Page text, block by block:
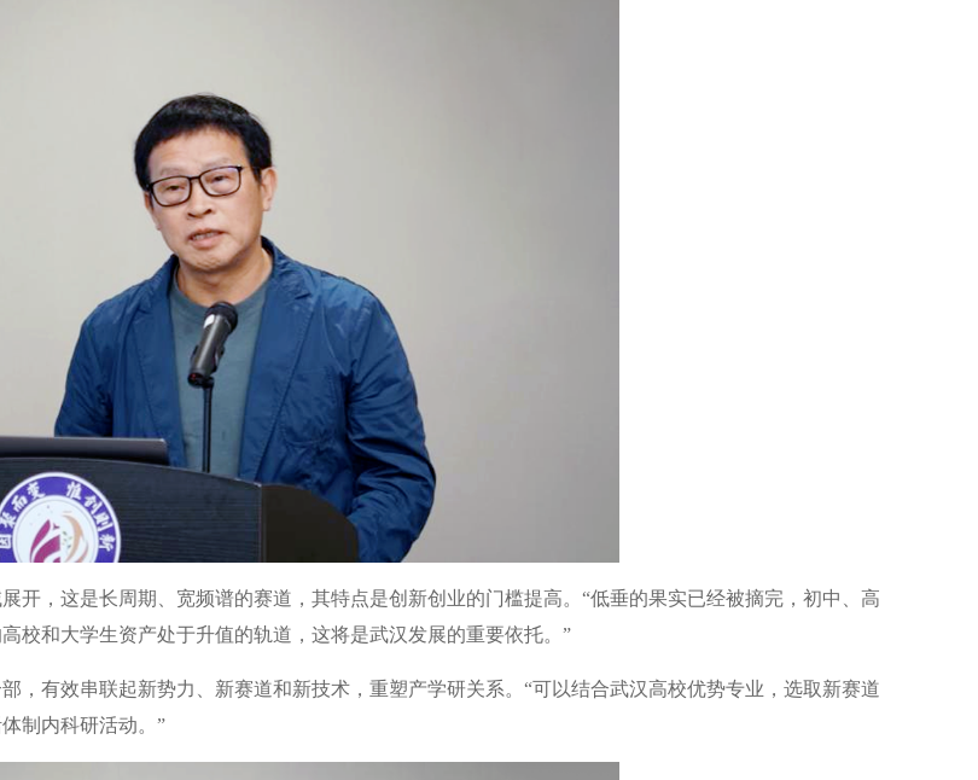
开，这是长周期、宽频谱的赛道，其特点是创新创业的门槛提高。“低垂的果实已经被摘完，初中、高
校和大学生资产处于升值的轨道，这将是武汉发展的重要依托。”
，有效串联起新势力、新赛道和新技术，重塑产学研关系。“可以结合武汉高校优势专业，选取新赛道
制内科研活动。”